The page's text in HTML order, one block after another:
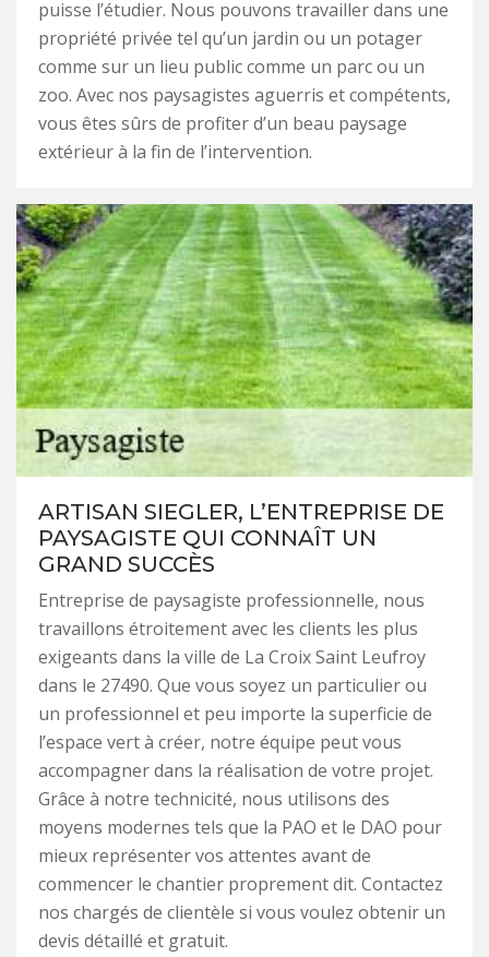
puisse l’étudier. Nous pouvons travailler dans une
propriété privée tel qu’un jardin ou un potager
comme sur un lieu public comme un parc ou un
zoo. Avec nos paysagistes aguerris et compétents,
vous êtes sûrs de profiter d’un beau paysage
extérieur à la fin de l’intervention.
ARTISAN SIEGLER, L’ENTREPRISE DE
PAYSAGISTE QUI CONNAÎT UN
GRAND SUCCÈS
Entreprise de paysagiste professionnelle, nous
travaillons étroitement avec les clients les plus
exigeants dans la ville de La Croix Saint Leufroy
dans le 27490. Que vous soyez un particulier ou
un professionnel et peu importe la superficie de
l’espace vert à créer, notre équipe peut vous
accompagner dans la réalisation de votre projet.
Grâce à notre technicité, nous utilisons des
moyens modernes tels que la PAO et le DAO pour
mieux représenter vos attentes avant de
commencer le chantier proprement dit. Contactez
nos chargés de clientèle si vous voulez obtenir un
devis détaillé et gratuit.